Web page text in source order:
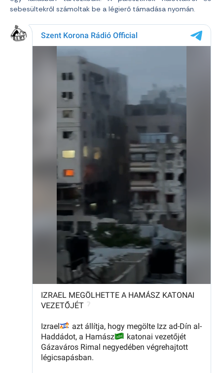
sebesültekről számoltak be a légierő támadása nyomán.